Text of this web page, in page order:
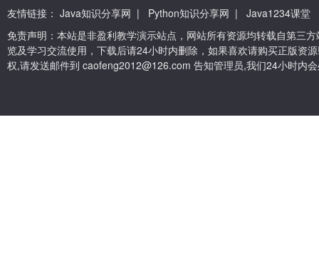
友情链接： Java知识分享网 | Python知识分享网 |
Java1234课堂
免责声明：本站是非盈利教学演示站点，网站所有资源均转载自第三
览及学习交流使用，下载后请24小时内删除，如果喜欢请购买正版资
权,请发送邮件到 caofeng2012@126.com 告知管理员,我们24小时内